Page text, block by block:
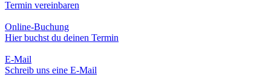
Termin vereinbaren
Online-Buchung
Hierbuchst du deinen Termin
E-Mail
Schreib uns eine E-Mail